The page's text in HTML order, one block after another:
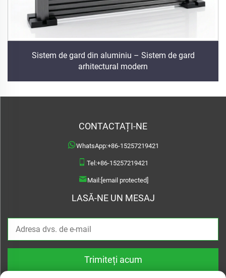
Sistem de gard din aluminiu – Sistem de gard
arhitectural modern
CONTACTAȚI-NE
WhatsApp:+86-15257219421
Tel:+86-15257219421
Mail:[email protected]
LASĂ-NE UN MESAJ
Trimiteți acum